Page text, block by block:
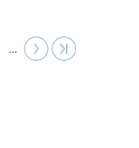
…
Next
›› Last page
›|